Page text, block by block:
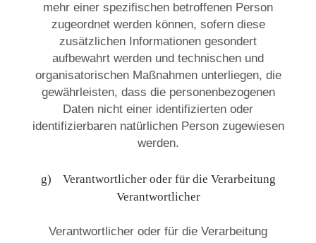
mehr einer spezifischen betroffenen Person
zugeordnet werden können, sofern diese
zusätzlichen Informationen gesondert
aufbewahrt werden und technischen und
organisatorischen Maßnahmen unterliegen, die
gewährleisten, dass die personenbezogenen
Daten nicht einer identifizierten oder
identifizierbaren natürlichen Person zugewiesen
werden.
g) Verantwortlicher oder für die Verarbeitung
Verantwortlicher
Verantwortlicher oder für die Verarbeitung